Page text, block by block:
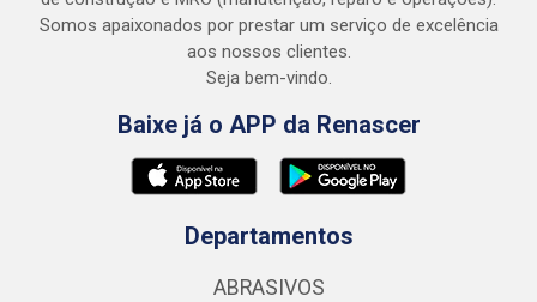
Somos apaixonados por prestar um serviço de excelência
aos nossos clientes.
Seja bem-vindo.
Baixe já o APP da Renascer
Departamentos
ABRASIVOS